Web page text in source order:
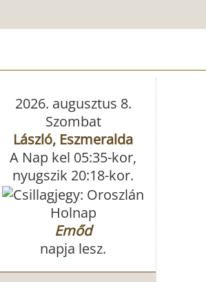
2026. augusztus 8.
Szombat
László, Eszmeralda
A Nap kel 05:35-kor,
nyugszik 20:18-kor.
Holnap
Emőd
napja lesz.